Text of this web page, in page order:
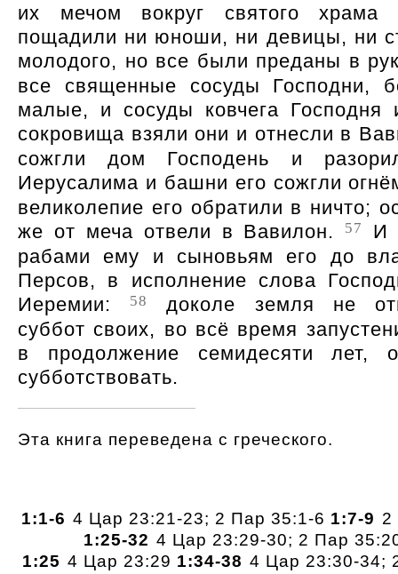
их мечом вокруг святого
пощадили ни юноши, ни девицы, ни
молодого, но все были преданы в
все священные сосуды Господни,
малые, и сосуды ковчега Господня
сокровища взяли они и отнесли в
сожгли дом Господень и
Иерусалима и башни его сожгли
великолепие его обратили в ничто;
же от меча отвели в Вавилон.
57
И
рабами ему и сыновьям его до
Персов, в исполнение слова
Иеремии:
58
доколе земля не
суббот своих, во всё время
в продолжение семидесяти лет,
субботствовать.
Эта книга переведена с греческого.
1:1-6 4 Цар 23:21-23; 2 Пар 35:1-6 1:7-9 2
1:25-32 4 Цар 23:29-30; 2 Пар
1:25 4 Цар 23:29 1:34-38 4 Цар 23:30-34;